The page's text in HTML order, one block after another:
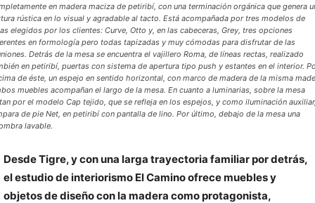
en madera maciza de petiribí, con una terminación orgánica que genera
rústica en lo visual y agradable al tacto. Está acompañada por tres modelos de
elegidos por los clientes: Curve, Otto y, en las cabeceras, Grey, tres opciones
en formología pero todas tapizadas y muy cómodas para disfrutar de las
Detrás de la mesa se encuentra el vajillero Roma, de líneas rectas, realizado
en petiribí, puertas con sistema de apertura tipo push y estantes en el interior.
de éste, un espejo en sentido horizontal, con marco de madera de la misma
muebles acompañan el largo de la mesa. En cuanto a luminarias, sobre la mesa
por el modelo Cap tejido, que se refleja en los espejos, y como iluminación
de pie Net, en petiribí con pantalla de lino. Por último, debajo de la mesa una
lavable.
Desde Tigre, y con una larga trayectoria familiar por detrás,
el estudio de interiorismo El Camino ofrece muebles y
objetos de diseño con la madera como protagonista,